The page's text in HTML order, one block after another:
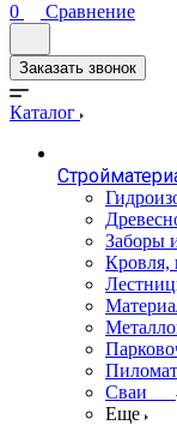
0 Сравнение
Заказать звонок
Каталог
Заборы
Кровля,
Сваи
Еще